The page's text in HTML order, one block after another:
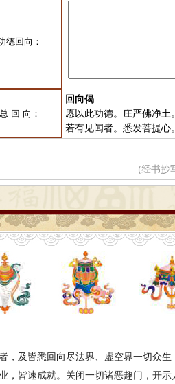
德回向：
总 回 向：
回向偈
愿以此功德。庄严佛净
若有见闻者。悉发菩提
(经书抄
及皆悉回向尽法界、虚空界一切众生
，皆速成就。关闭一切诸恶趣门，开